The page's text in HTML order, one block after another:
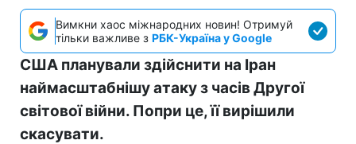
Вимкни хаос міжнародних новин! Отримуй
тільки важливе з РБК-Україна у Google
США планували здійснити на Іран
наймасштабнішу атаку з часів Другої
світової війни. Попри це, її вирішили
скасувати.